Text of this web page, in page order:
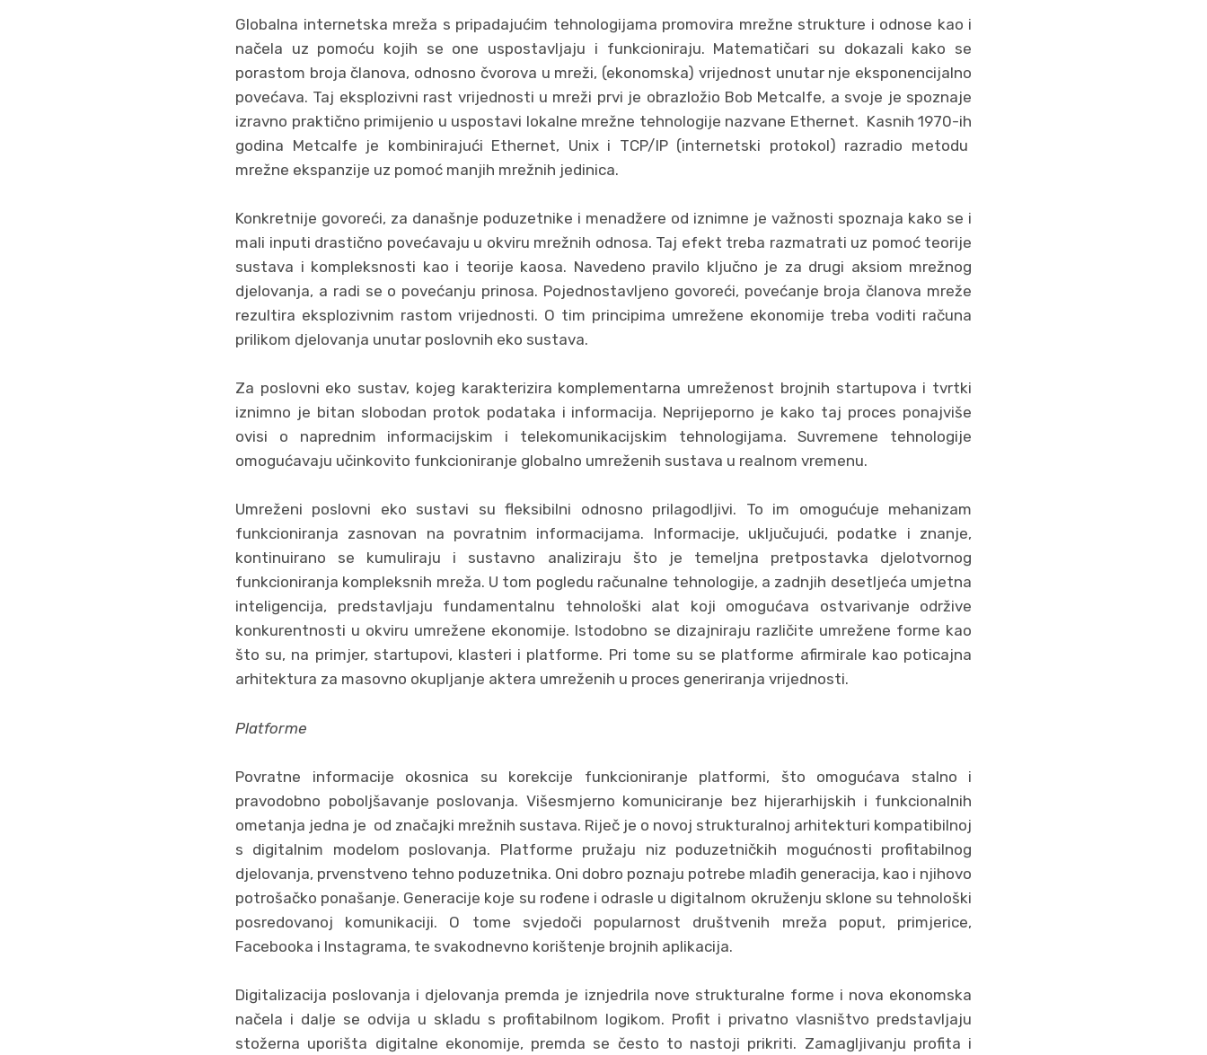
Globalna internetska mreža s pripadajućim tehnologijama promovira mrežne strukture i odnose kao i
načela uz pomoću kojih se one uspostavljaju i funkcioniraju. Matematičari su dokazali kako se
porastom broja članova, odnosno čvorova u mreži, (ekonomska) vrijednost unutar nje eksponencijalno
povećava. Taj eksplozivni rast vrijednosti u mreži prvi je obrazložio Bob Metcalfe, a svoje je spoznaje
izravno praktično primijenio u uspostavi lokalne mrežne tehnologije nazvane Ethernet. Kasnih 1970-ih
godina Metcalfe je kombinirajući Ethernet, Unix i TCP/IP (internetski protokol) razradio metodu
mrežne ekspanzije uz pomoć manjih mrežnih jedinica.
Konkretnije govoreći, za današnje poduzetnike i menadžere od iznimne je važnosti spoznaja kako se i
mali inputi drastično povećavaju u okviru mrežnih odnosa. Taj efekt treba razmatrati uz pomoć teorije
sustava i kompleksnosti kao i teorije kaosa. Navedeno pravilo ključno je za drugi aksiom mrežnog
djelovanja, a radi se o povećanju prinosa. Pojednostavljeno govoreći, povećanje broja članova mreže
rezultira eksplozivnim rastom vrijednosti. O tim principima umrežene ekonomije treba voditi računa
prilikom djelovanja unutar poslovnih eko sustava.
Za poslovni eko sustav, kojeg karakterizira komplementarna umreženost brojnih startupova i tvrtki
iznimno je bitan slobodan protok podataka i informacija. Neprijeporno je kako taj proces ponajviše
ovisi o naprednim informacijskim i telekomunikacijskim tehnologijama. Suvremene tehnologije
omogućavaju učinkovito funkcioniranje globalno umreženih sustava u realnom vremenu.
Umreženi poslovni eko sustavi su fleksibilni odnosno prilagodljivi. To im omogućuje mehanizam
funkcioniranja zasnovan na povratnim informacijama. Informacije, uključujući, podatke i znanje,
kontinuirano se kumuliraju i sustavno analiziraju što je temeljna pretpostavka djelotvornog
funkcioniranja kompleksnih mreža. U tom pogledu računalne tehnologije, a zadnjih desetljeća umjetna
inteligencija, predstavljaju fundamentalnu tehnološki alat koji omogućava ostvarivanje održive
konkurentnosti u okviru umrežene ekonomije. Istodobno se dizajniraju različite umrežene forme kao
što su, na primjer, startupovi, klasteri i platforme. Pri tome su se platforme afirmirale kao poticajna
arhitektura za masovno okupljanje aktera umreženih u proces generiranja vrijednosti.
Platforme
Povratne informacije okosnica su korekcije funkcioniranje platformi, što omogućava stalno i
pravodobno poboljšavanje poslovanja. Višesmjerno komuniciranje bez hijerarhijskih i funkcionalnih
ometanja jedna je od značajki mrežnih sustava. Riječ je o novoj strukturalnoj arhitekturi kompatibilnoj
s digitalnim modelom poslovanja. Platforme pružaju niz poduzetničkih mogućnosti profitabilnog
djelovanja, prvenstveno tehno poduzetnika. Oni dobro poznaju potrebe mlađih generacija, kao i njihovo
potrošačko ponašanje. Generacije koje su rođene i odrasle u digitalnom okruženju sklone su tehnološki
posredovanoj komunikaciji. O tome svjedoči popularnost društvenih mreža poput, primjerice,
Facebooka i Instagrama, te svakodnevno korištenje brojnih aplikacija.
Digitalizacija poslovanja i djelovanja premda je iznjedrila nove strukturalne forme i nova ekonomska
načela i dalje se odvija u skladu s profitabilnom logikom. Profit i privatno vlasništvo predstavljaju
stožerna uporišta digitalne ekonomije, premda se često to nastoji prikriti. Zamagljivanju profita i